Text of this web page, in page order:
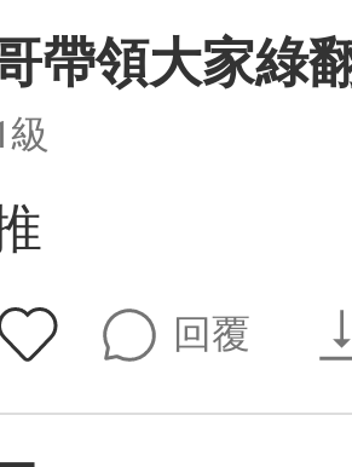
帶領大家綠
級
回覆